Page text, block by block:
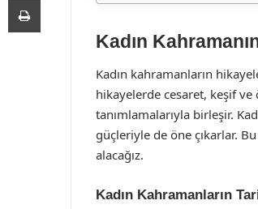
Kadın
Kadın kahramanların
hikayelerde cesaret, keşif
tanımlamalarıyla birleşir.
güçleriyle de öne çıkarlar.
alacağız.
Kadın Kahramanların